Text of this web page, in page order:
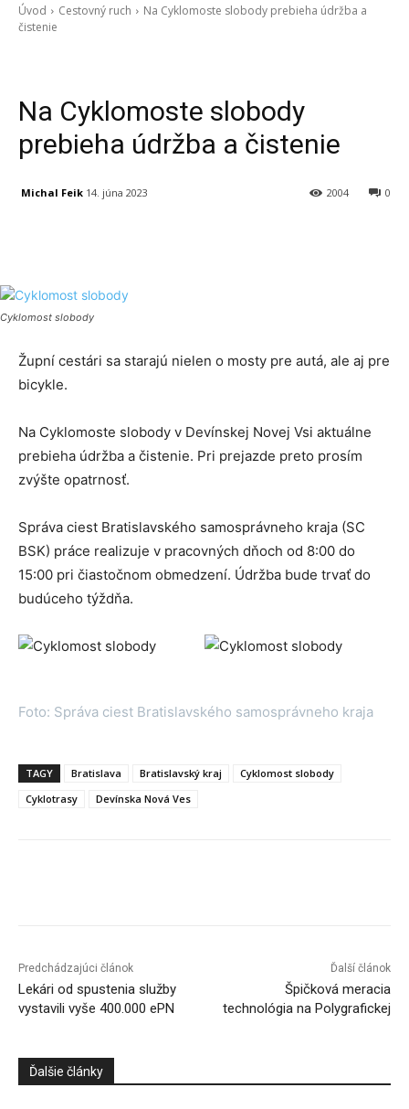
Úvod Cestovný ruch
Na Cyklomoste slobody prebieha údržba a
čistenie
Na Cyklomoste slobody
prebieha údržba a čistenie
Michal Feik 14. júna 2023 0
2004
Cyklomost slobody
Župní cestári sa starajú nielen o mosty pre autá, ale aj pre
bicykle.
Na Cyklomoste slobody v Devínskej Novej Vsi aktuálne
prebieha údržba a čistenie. Pri prejazde preto prosím
zvýšte opatrnosť.
Správa ciest Bratislavského samosprávneho kraja (SC
BSK) práce realizuje v pracovných dňoch od 8:00 do
15:00 pri čiastočnom obmedzení. Údržba bude trvať do
budúceho týždňa.
Foto: Správa ciest Bratislavského samosprávneho kraja
TAGY Bratislava Bratislavský kraj
Cyklomost slobody
Cyklotrasy
Devínska Nová Ves
Predchádzajúci článok
Lekári od spustenia služby
vystavili vyše 400.000 ePN
Ďalší článok
Špičková meracia
technológia na Polygrafickej
Ďalšie články